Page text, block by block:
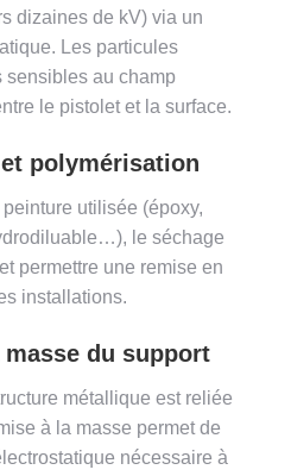
dizaines de kV) via un
Les particules
sensibles au champ
le pistolet et la surface.
polymérisation
utilisée (époxy,
le séchage
permettre une remise en
installations.
masse du support
métallique est reliée
à la masse permet de
nécessaire à